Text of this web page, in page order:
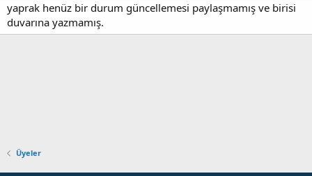
yaprak henüz bir durum güncellemesi paylaşmamış ve birisi
duvarına yazmamış.
Üyeler